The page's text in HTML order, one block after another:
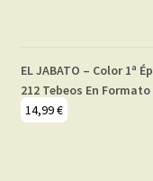
EL JABATO – Color 1ª
212 Tebeos En
14,99€